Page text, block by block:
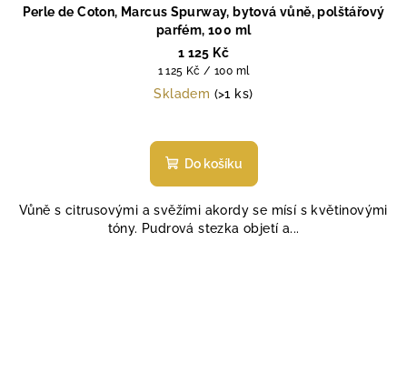
Perle de Coton, Marcus Spurway, bytová vůně, polštářový
parfém, 100 ml
1 125 Kč
Měrná
cena:
1 125 Kč / 100 ml
Skladem (>1 ks)
Do košíku
Vůně s citrusovými a svěžími akordy se mísí s květinovými
tóny. Pudrová stezka objetí a...